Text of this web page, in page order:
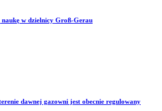
w dzielnicy Groß-Gerau
dawnej gazowni jest obecnie regulowany